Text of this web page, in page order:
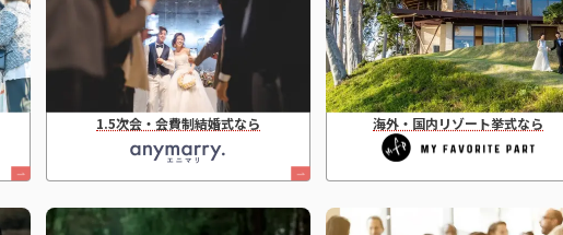
1.5次会・会費制結婚式なら 海外・国内リゾート挙式なら